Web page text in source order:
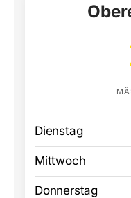
Dienstag
Mittwoch
Donnerstag